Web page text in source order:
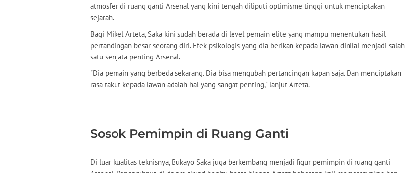
atmosfer di ruang ganti Arsenal yang kini tengah diliputi optimisme tinggi untuk menciptakan
sejarah.
Bagi Mikel Arteta, Saka kini sudah berada di level pemain elite yang mampu menentukan hasil
pertandingan besar seorang diri. Efek psikologis yang dia berikan kepada lawan dinilai menjadi salah
satu senjata penting Arsenal.
"Dia pemain yang berbeda sekarang. Dia bisa mengubah pertandingan kapan saja. Dan menciptakan
rasa takut kepada lawan adalah hal yang sangat penting," lanjut Arteta.
Sosok Pemimpin di Ruang Ganti
Di luar kualitas teknisnya, Bukayo Saka juga berkembang menjadi figur pemimpin di ruang ganti